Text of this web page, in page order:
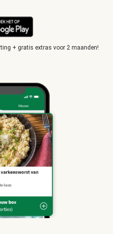
+ gratis extras voor 2 maanden!